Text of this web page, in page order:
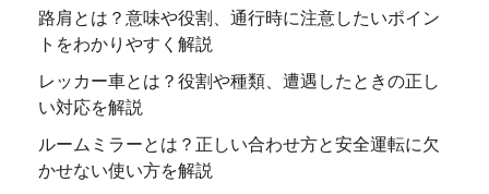
路肩とは？意味や役割、通行時に注意したいポイン
トをわかりやすく解説
レッカー車とは？役割や種類、遭遇したときの正し
い対応を解説
ルームミラーとは？正しい合わせ方と安全運転に欠
かせない使い方を解説